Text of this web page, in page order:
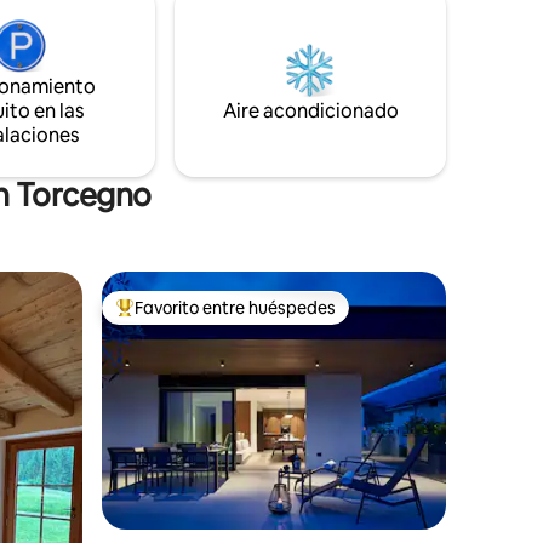
pesca deportiva Lago Stefy, casas
rurales, cabañas de montaña,
mercadillos navideños, estaciones de
esquí Ski Lagorai.
en las
Aire acondicionado
Torcegno
Favorito entre huéspedes preferido
Favorito entre huéspedes